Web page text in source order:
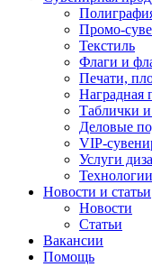
Промо-
Текстиль
Флаги и
Печати,
Наградная
Таблички
Деловые
VIP-
Услуги
Технологии
Новости и статьи
Новости
Статьи
Вакансии
Помощь